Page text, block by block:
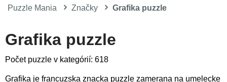
Puzzle Mania Značky Grafika puzzle
Grafika puzzle
Počet puzzle v kategórií: 618
Grafika je francuzska znacka puzzle zamerana na umelecke